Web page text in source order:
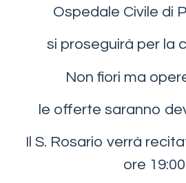
Ospedale Civile di
si proseguirà per la
Non fiori ma
le offerte saranno
Il S. Rosario verrà
ore 19:00